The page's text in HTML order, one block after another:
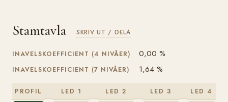
Stamtavla SKRIV UT / DELA
INAVELSKOEFFICIENT (4 NIVÅER) 0,00 %
INAVELSKOEFFICIENT (7 NIVÅER) 1,64 %
PROFIL LED 1 LED 2 LED 3 LED 4